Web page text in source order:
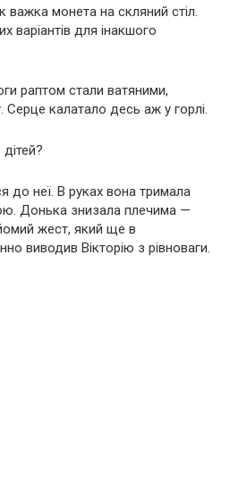
монета на скляний стіл.
варіантів для інакшого
раптом стали ватяними,
Серце калатало десь аж у горлі.
до неї. В руках вона тримала
Донька знизала плечима —
жест, який ще в
виводив Вікторію з рівноваги.